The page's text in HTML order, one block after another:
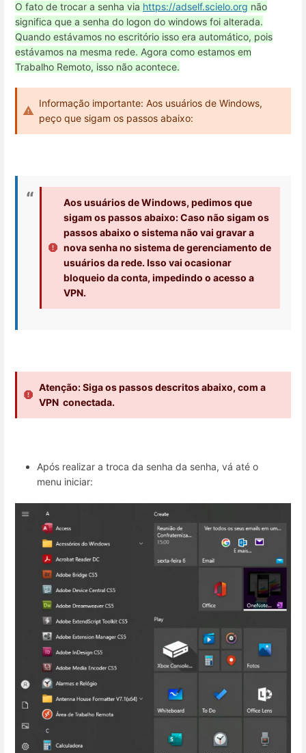
O fato de trocar a senha via https://adself.scielo.org não
significa que a senha do logon do windows foi alterada.
Quando estávamos no escritório isso era automático, pois
estávamos na mesma rede. Agora como estamos em
Trabalho Remoto, isso não acontece.
Informação importante: Aos usuários de Windows,
peço que sigam os passos abaixo:
Aos usuários de Windows, pedimos que
sigam os passos abaixo: Caso não sigam os
passos abaixo o sistema não vai gravar a
nova senha no sistema de gerenciamento de
usuários da rede. Isso vai ocasionar
bloqueio da conta, impedindo o acesso a
VPN.
Atenção: Siga os passos descritos abaixo, com a
VPN conectada.
Após realizar a troca da senha da senha, vá até o
menu iniciar: